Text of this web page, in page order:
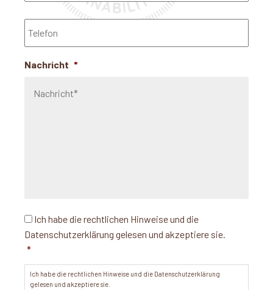
Telefon
Nachricht *
Einverständnis* *
Ich habe die rechtlichen Hinweise und die
Datenschutzerklärung gelesen und akzeptiere sie.
*
Ich habe die rechtlichen Hinweise und die Datenschutzerklärung
gelesen und akzeptiere sie.